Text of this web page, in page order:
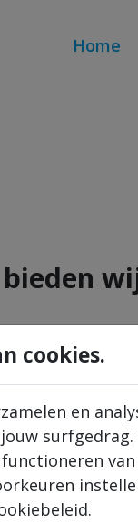
Home
cookies.
en